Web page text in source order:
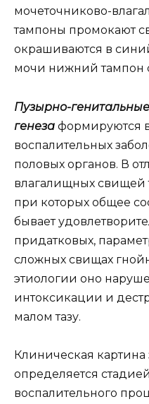
мочеточниково-
тампоны промокают
окрашиваются в
мочи нижний тампон
Пузырно-
генеза формируются
воспалительных
половых органов. В
влагалищных свищей
при которых общее
бывает
придатковых,
сложных свищах
этиологии оно
интоксикации и
малом тазу.
Клиническая картина
определяется
воспалительного